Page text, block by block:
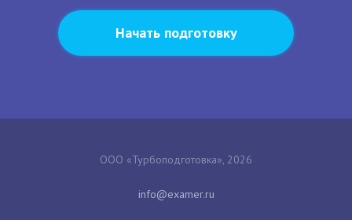
Начать подготовку
ООО «Турбоподготовка», 2026